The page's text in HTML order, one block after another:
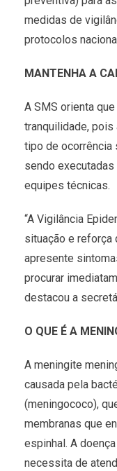
medidas de
protocolos
MANTENHA A
A SMS orienta
tranquilidade,
tipo de ocorrência
sendo
equipes técnicas.
“A Vigilância
situação e reforça
apresente
procurar
destacou a
O QUE É A
A meningite
causada pela
(meningococo),
membranas que
espinhal. A
necessita de